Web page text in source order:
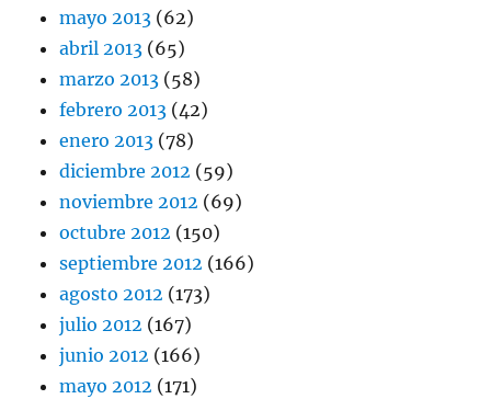
mayo 2013 (62)
abril 2013 (65)
marzo 2013 (58)
febrero 2013 (42)
enero 2013 (78)
diciembre 2012 (59)
noviembre 2012 (69)
octubre 2012 (150)
septiembre 2012 (166)
agosto 2012 (173)
julio 2012 (167)
junio 2012 (166)
mayo 2012 (171)